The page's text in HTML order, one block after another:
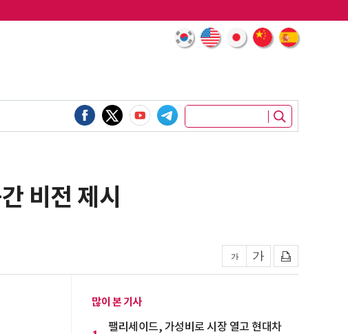
비전 제시
많이 본 기사
팰리세이드, 가성비로 시장 열고 현대차